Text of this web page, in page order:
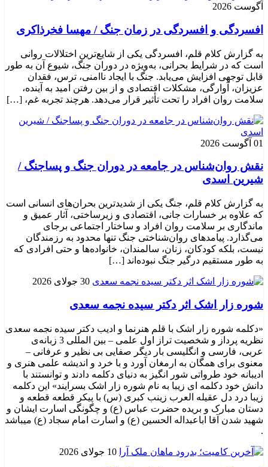
آگوست 2026
افسردگی و افسردگی در زمان جنگ / مهسا فخرذاکری
به گزارش کلام قلم، افسردگی یکی از شایع‌ترین اختلالات روانی
است که در شرایط بحرانی، به‌ویژه در دوران جنگ، شیوع آن به طور
قابل توجهی افزایش می‌یابد. جنگ با ایجاد ناامنی، ترس، فقدان
عزیزان، آوارگی، مشکلات اقتصادی و از بین رفتن امید به آینده،
سلامت روان افراد را تحت تأثیر قرار می‌دهد. هرچند تجربه غم، […]
01 آگوست 2026
نقش روان‌شناس در جامعه در دوران جنگ و پساجنگ /
شیرین اسدی
به گزارش کلام قلم، جنگ یکی از شدیدترین بحران‌های انسانی است
که علاوه بر خسارات جانی، اقتصادی و زیرساختی، آثار عمیق و
ماندگاری بر سلامت روان افراد و ساختار اجتماعی برجای
می‌گذارد. پیامدهای روان‌شناختی جنگ تنها محدود به رزمندگان
نیست، بلکه کودکان، زنان، سالمندان، خانواده‌ها و حتی افرادی که
به طور مستقیم درگیر جنگ نبوده‌اند […]
30 جولای 2026
شوره زار اشک اثر دکتر سیده نجمه سعدی
«دکلمه شوره زار اشک با قلم هنرنما و ادیب دکتر سیده نجمه سعدی
نظریه پرداز و شخصیت تراز اول علمی – بین المللی 3 زبانه‌ی
عربی، فارسی و انگلیسی بار دیگر صفایی بی نظیر و عرفانی –
معنوی برای همگان به ارمغان آورد و با خرد و اندیشه علمی هنری و
ادیبانه خود طرواتی شور انگیز به دنیای دکلمه دادند و توانستند با
دانش خود دکلمه ای زیبا به نام شوره زار اشک بسرایند» این دکلمه
زیبا درد دل عقیله العرب زینب کبری (س) با پیکر قطعه قطعه و
دستان مبارک و بریده حضرت عباس (ع) و چگونگی اسارت ایشان و
شهید شدن آقا اباعبداله الحسین (ع) و اسارت امام سجاد (ع) میباشد
.
10 جولای 2026